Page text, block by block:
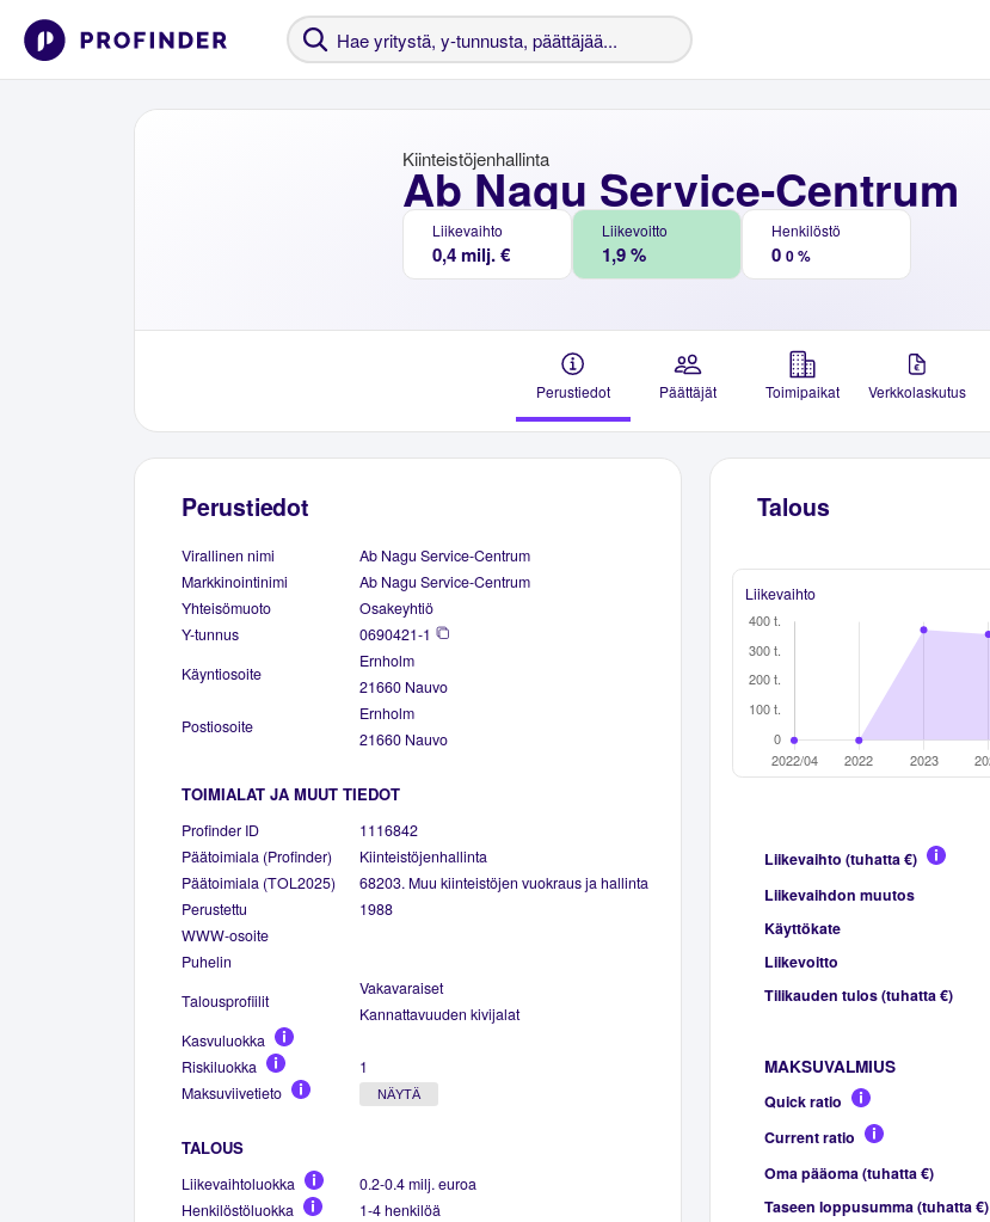
Ab Nagu Service-Centrum
Kiinteistöjenhallinta
Liikevaihto
0,4 milj. €
Liikevoitto
1,9 %
Henkilöstö
0 0 %
Perustiedot Päättäjät Toimipaikat Verkkolaskutus
Perustiedot
Virallinen nimi
Ab Nagu Service-Centrum
Markkinointinimi
Ab Nagu Service-Centrum
Yhteisömuoto
Osakeyhtiö
Y-tunnus
0690421-1
Käyntiosoite
Ernholm
21660 Nauvo
Postiosoite
Ernholm
21660 Nauvo
TOIMIALAT JA MUUT TIEDOT
Profinder ID
1116842
Päätoimiala (Profinder)
Kiinteistöjenhallinta
Päätoimiala (TOL2025)
68203. Muu kiinteistöjen vuokraus ja hallinta
Perustettu
1988
WWW-osoite
Puhelin
Talousprofiilit
Vakavaraiset
Kannattavuuden kivijalat
Kasvuluokka
Riskiluokka
1
Maksuviivetieto
NÄYTÄ
TALOUS
Liikevaihtoluokka
0.2-0.4 milj. euroa
Henkilöstöluokka
1-4 henkilöä
Talous
Liikevaihto
Liikevaihto (tuhatta €)
Liikevaihdon muutos
Käyttökate
Liikevoitto
Tilikauden tulos (tuhatta €)
MAKSUVALMIUS
Quick ratio
Current ratio
Oma pääoma (tuhatta €)
Taseen loppusumma (tuhatta €)